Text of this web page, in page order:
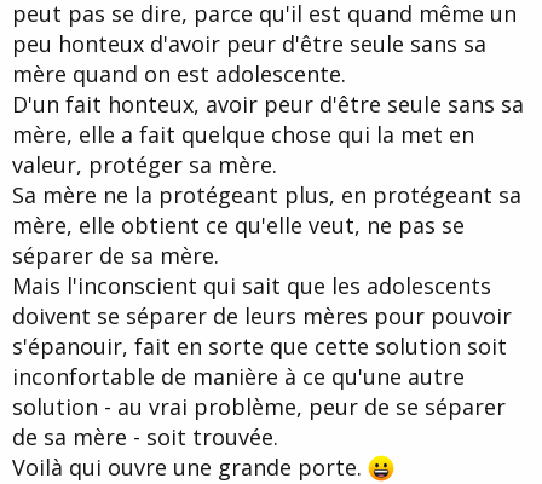
peut pas se dire, parce qu'il est quand même un
peu honteux d'avoir peur d'être seule sans sa
mère quand on est adolescente.
D'un fait honteux, avoir peur d'être seule sans sa
mère, elle a fait quelque chose qui la met en
valeur, protéger sa mère.
Sa mère ne la protégeant plus, en protégeant sa
mère, elle obtient ce qu'elle veut, ne pas se
séparer de sa mère.
Mais l'inconscient qui sait que les adolescents
doivent se séparer de leurs mères pour pouvoir
s'épanouir, fait en sorte que cette solution soit
inconfortable de manière à ce qu'une autre
solution - au vrai problème, peur de se séparer
de sa mère - soit trouvée.
Voilà qui ouvre une grande porte.